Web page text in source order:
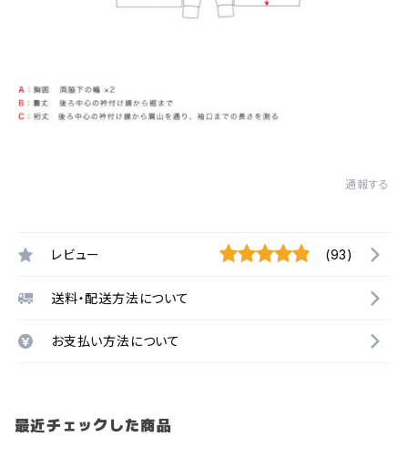
通報する
レビュー (93)
送料・配送方法について
お支払い方法について
最近チェックした商品